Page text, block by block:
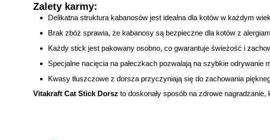
Zalety karmy:
Delikatna struktura kabanosów jest idealna dla kotów w każdym
Brak zbóż sprawia, że kabanosy są bezpieczne dla kotów z
Każdy stick jest pakowany osobno, co gwarantuje świeżość i
Specjalne nacięcia na pałeczkach pozwalają na szybkie odrywanie
Kwasy tłuszczowe z dorsza przyczyniają się do zachowania
Vitakraft Cat Stick Dorsz to doskonały sposób na zdrowe